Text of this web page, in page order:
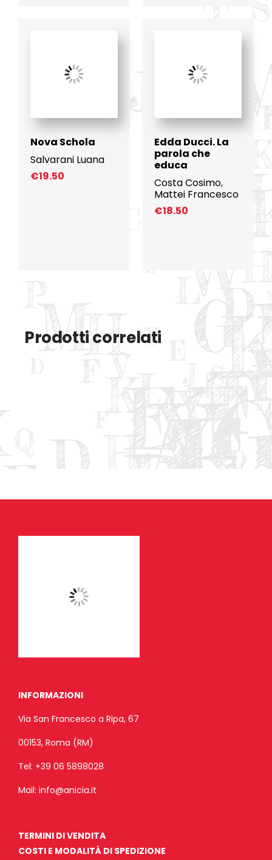
Nova Schola
Salvarani Luana
€19.50
Edda Ducci. La
parola che
educa
Costa Cosimo,
Mattei Francesco
€18.50
Prodotti correlati
INFORMAZIONI
Via San Francesco a Ripa, 67
00153, Roma (RM)
Tel: +39 06 5898028
Mail: info@anicia.it
TERMINI DI VENDITA
COSTI E MODALITÀ DI SPEDIZIONE